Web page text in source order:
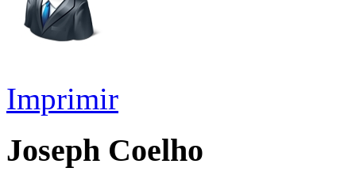
Imprimir
Joseph Coelho